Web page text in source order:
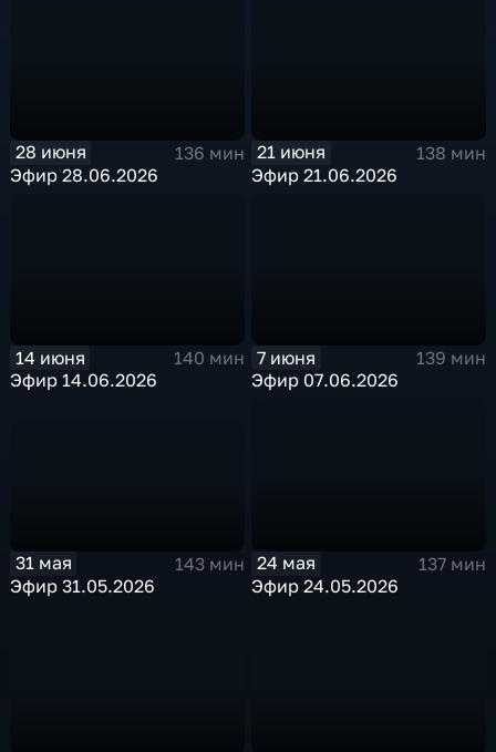
28 июня
136 мин
Эфир 28.06.2026
21 июня
138 мин
Эфир 21.06.2026
14 июня
140 мин
Эфир 14.06.2026
7 июня
139 мин
Эфир 07.06.2026
31 мая
143 мин
Эфир 31.05.2026
24 мая
137 мин
Эфир 24.05.2026